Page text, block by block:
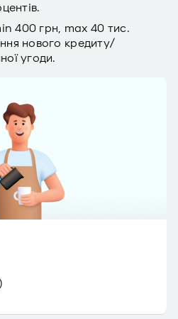
400 грн, max 40 тис.
нового кредиту/
угоди.